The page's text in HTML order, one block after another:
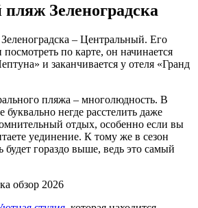
Зеленоградска
– Центральный. Его
по карте, он начинается
и заканчивается у отеля «Гранд
пляжа – многолюдность. В
негде расстелить даже
отдых, особенно если вы
уединение. К тому же в сезон
будет гораздо выше, ведь это самый